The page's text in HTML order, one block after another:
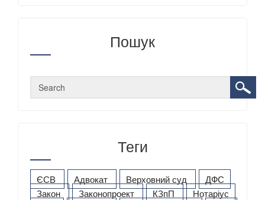
Пошук
Теги
ЄСВ Адвокат Верховний суд
ДФС
Закон
Законопроект КЗпП
Нотаріус